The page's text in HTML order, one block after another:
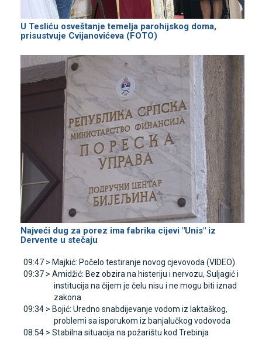
U Tesliću osveštanje temelja parohijskog doma,
prisustvuje Cvijanovićeva (FOTO)
Najveći dug za porez ima fabrika cijevi "Unis" iz
Dervente u stečaju
09:47 > Majkić: Počelo testiranje novog cjevovoda (VIDEO)
09:37 > Amidžić: Bez obzira na histeriju i nervozu, Suljagić i
institucija na čijem je čelu nisu i ne mogu biti iznad
zakona
09:34 > Bojić: Uredno snabdijevanje vodom iz laktaškog,
problemi sa isporukom iz banjalučkog vodovoda
08:54 > Stabilna situacija na požarištu kod Trebinja